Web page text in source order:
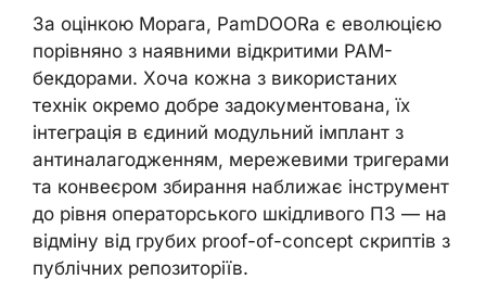
За оцінкою Морага, PamDOORa є еволюцією
порівняно з наявними відкритими PAM-
бекдорами. Хоча кожна з використаних
технік окремо добре задокументована, їх
інтеграція в єдиний модульний імплант з
антиналагодженням, мережевими тригерами
та конвеєром збирання наближає інструмент
до рівня операторського шкідливого ПЗ — на
відміну від грубих proof-of-concept скриптів з
публічних репозиторіїв.